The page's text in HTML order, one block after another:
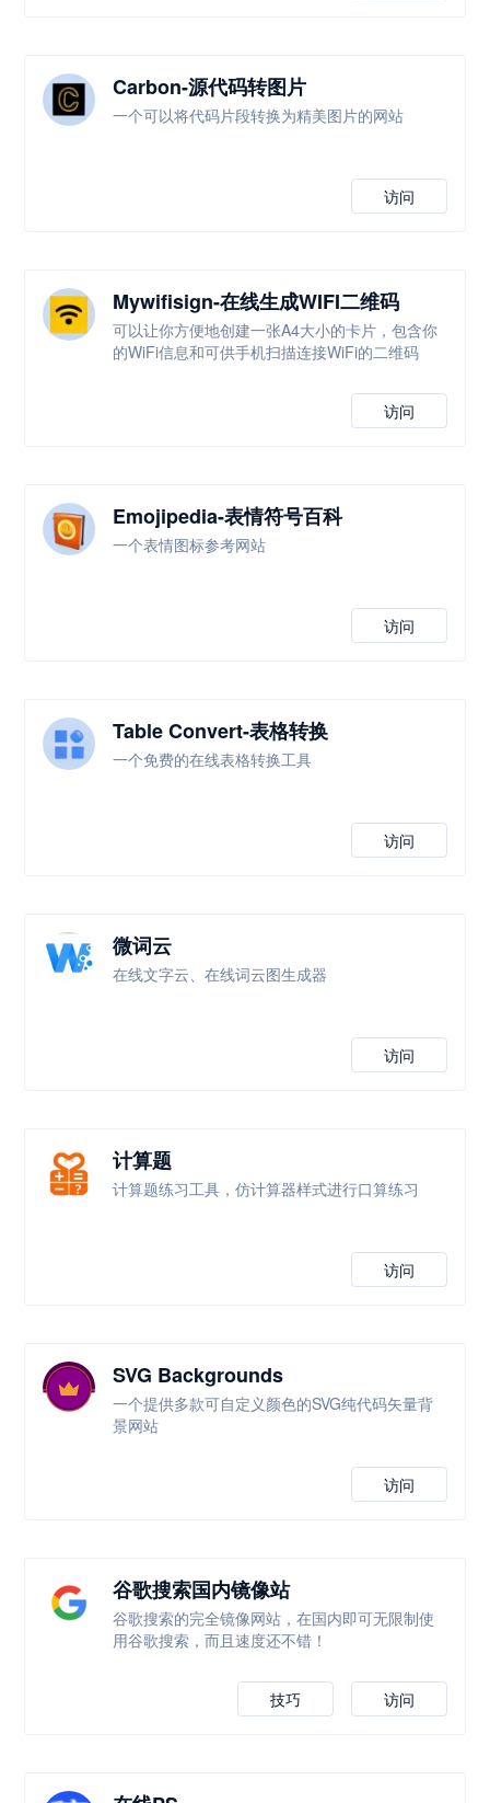
Carbon-源代码转图片
一个可以将代码片段转换为精美图片的网站
访问
Mywifisign-在线生成WIFI二维码
可以让你方便地创建一张A4大小的卡片，包含你
的WiFi信息和可供手机扫描连接WiFi的二维码
访问
Emojipedia-表情符号百科
一个表情图标参考网站
访问
Table Convert-表格转换
一个免费的在线表格转换工具
访问
微词云
在线文字云、在线词云图生成器
访问
计算题
计算题练习工具，仿计算器样式进行口算练习
访问
SVG Backgrounds
一个提供多款可自定义颜色的SVG纯代码矢量背
景网站
访问
谷歌搜索国内镜像站
谷歌搜索的完全镜像网站，在国内即可无限制使
用谷歌搜索，而且速度还不错！
访问
技巧